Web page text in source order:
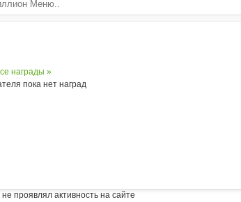
награды »
пока нет наград
проявлял активность на сайте